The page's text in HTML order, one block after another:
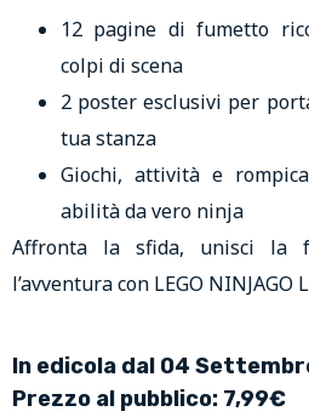
12 pagine di fumetto
colpi di scena
2 poster esclusivi per
tua stanza
Giochi, attività e
abilità da vero ninja
Affronta la sfida, unisci la
l’avventura con LEGO NINJAGO
In edicola dal 04
Prezzo al pubblico: 7,99€